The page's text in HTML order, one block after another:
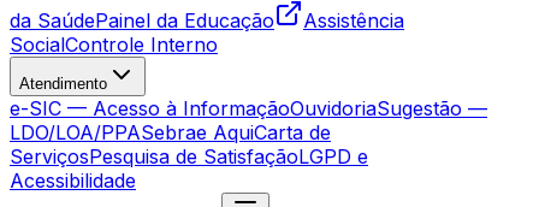
da SaúdePainel da Educação
Assistência
SocialControle Interno
Atendimento
e-SIC — Acesso à InformaçãoOuvidoriaSugestão —
LDO/LOA/PPASebrae AquiCarta de
ServiçosPesquisa de SatisfaçãoLGPD e
Acessibilidade